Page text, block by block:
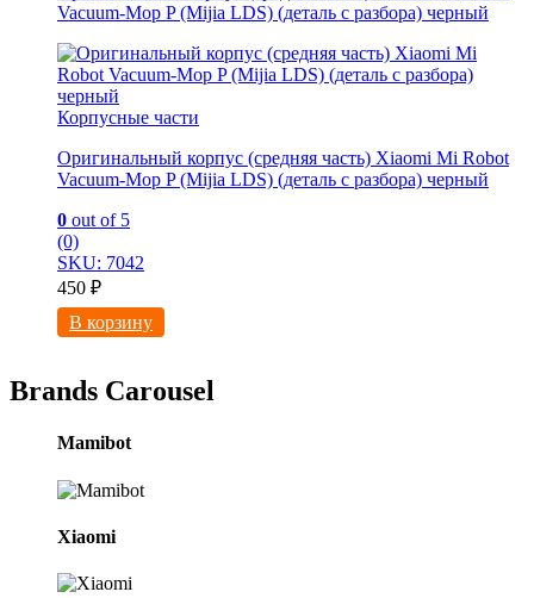
Vacuum-Mop P (Mijia LDS) (деталь с разбора) черный
Корпусные части
Оригинальный корпус (средняя часть) Xiaomi Mi Robot
Vacuum-Mop P (Mijia LDS) (деталь с разбора) черный
0 out of 5
(0)
SKU: 7042
450 ₽
В корзину
Brands Carousel
Mamibot
Xiaomi